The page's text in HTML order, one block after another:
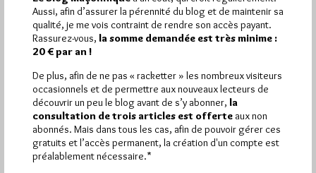
Abonnement aux Newsletters - RSS
Aussi, afin d’assurer la pérennité du blog et de maintenir sa
qualité, je me vois contraint de rendre son accès payant.
Rassurez-vous, la somme demandée est très minime :
20 € par an !
De plus, afin de ne pas « racketter » les nombreux visiteurs
occasionnels et de permettre aux nouveaux lecteurs de
découvrir un peu le blog avant de s’y abonner, la
consultation de trois articles est offerte aux non
abonnés. Mais dans tous les cas, afin de pouvoir gérer ces
gratuits et l’accès permanent, la création d'un compte est
préalablement nécessaire.*